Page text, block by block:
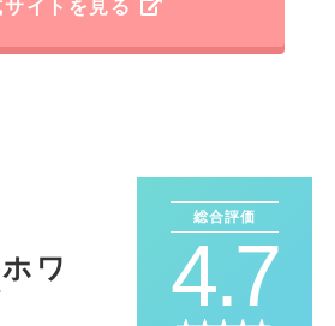
サイトを見る
ワ
総合評価
4.7